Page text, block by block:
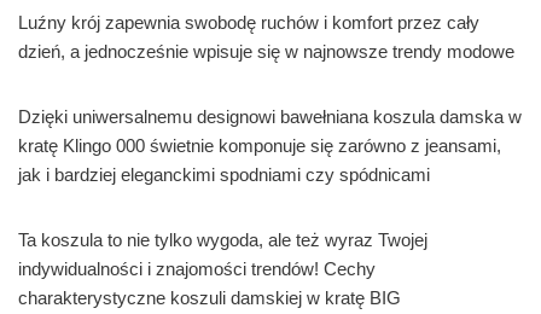
Luźny krój zapewnia swobodę ruchów i komfort przez cały
dzień, a jednocześnie wpisuje się w najnowsze trendy modowe
Dzięki uniwersalnemu designowi bawełniana koszula damska w
kratę Klingo 000 świetnie komponuje się zarówno z jeansami,
jak i bardziej eleganckimi spodniami czy spódnicami
Ta koszula to nie tylko wygoda, ale też wyraz Twojej
indywidualności i znajomości trendów! Cechy
charakterystyczne koszuli damskiej w kratę BIG